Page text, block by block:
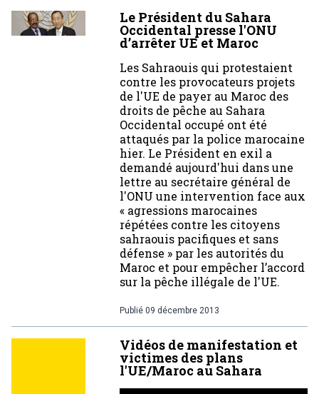
Le Président du Sahara
Occidental presse l'ONU
d’arrêter UE et Maroc
Les Sahraouis qui protestaient
contre les provocateurs projets
de l'UE de payer au Maroc des
droits de pêche au Sahara
Occidental occupé ont été
attaqués par la police marocaine
hier. Le Président en exil a
demandé aujourd'hui dans une
lettre au secrétaire général de
l'ONU une intervention face aux
« agressions marocaines
répétées contre les citoyens
sahraouis pacifiques et sans
défense » par les autorités du
Maroc et pour empêcher l’accord
sur la pêche illégale de l'UE.
Publié 09 décembre 2013
Vidéos de manifestation et
victimes des plans
l'UE/Maroc au Sahara